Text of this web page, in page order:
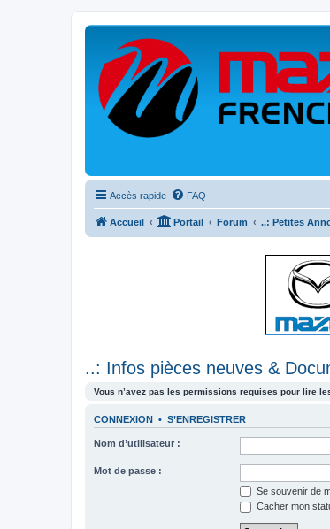
Accès rapide FAQ
Accueil Portail Forum ..: Petites
..: Infos pièces neuves &
Vous n’avez pas les permissions requises pour lire
CONNEXION • S’ENREGISTRER
Nom d’utilisateur :
Mot de passe :
Se souvenir de
Cacher mon